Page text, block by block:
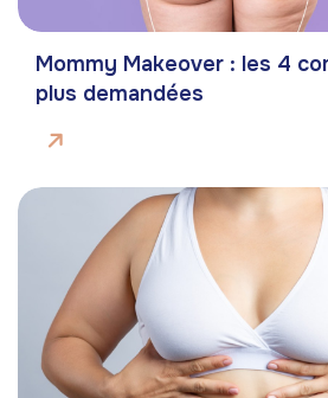
Mommy Makeover : les 4
plus demandées